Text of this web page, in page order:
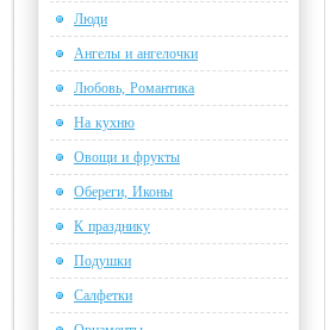
Люди
Ангелы и ангелочки
Любовь, Романтика
На кухню
Овощи и фрукты
Обереги, Иконы
К празднику
Подушки
Салфетки